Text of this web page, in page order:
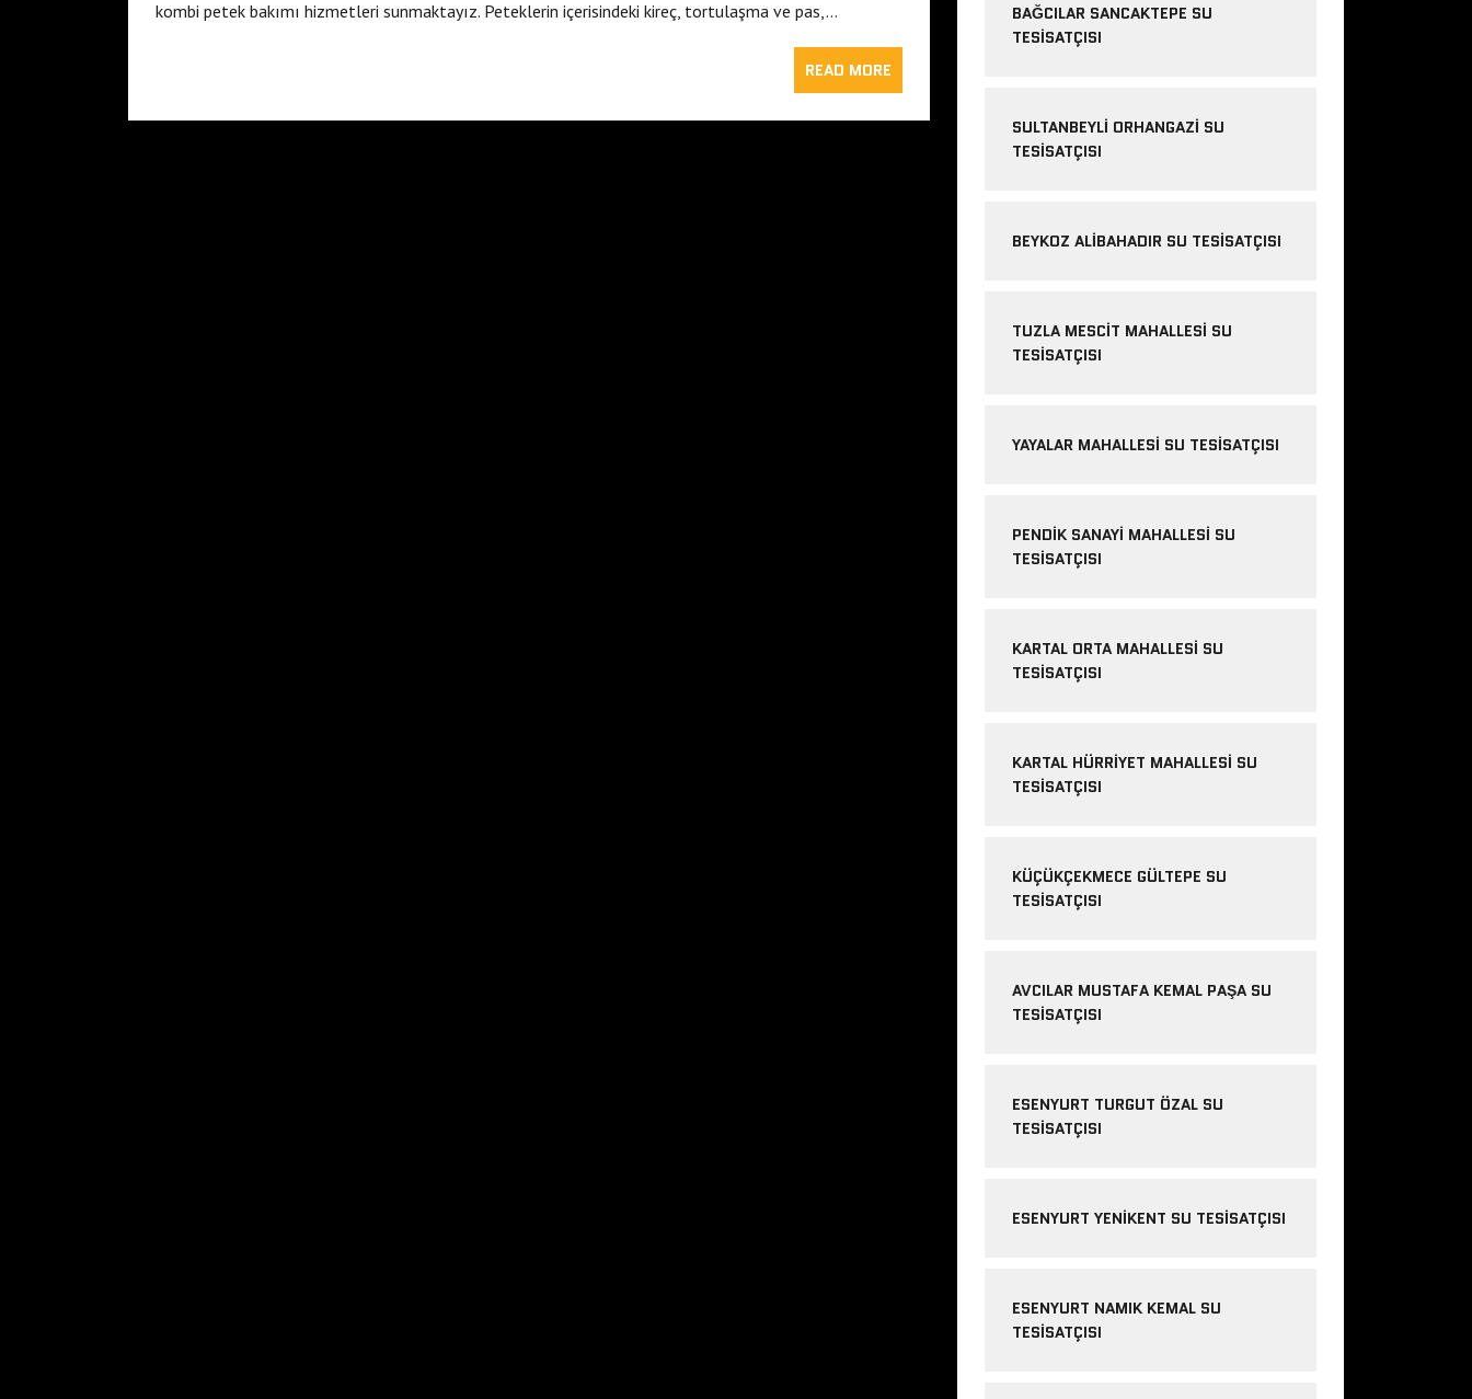
kombi petek bakımı hizmetleri sunmaktayız. Peteklerin içerisindeki kireç, tortulaşma ve pas,…
READ MORE
BAĞCILAR SANCAKTEPE SU
TESISATÇISI
SULTANBEYLI ORHANGAZI SU
TESISATÇISI
BEYKOZ ALIBAHADIR SU TESISATÇISI
TUZLA MESCIT MAHALLESI SU
TESISATÇISI
YAYALAR MAHALLESI SU TESISATÇISI
PENDIK SANAYI MAHALLESI SU
TESISATÇISI
KARTAL ORTA MAHALLESI SU
TESISATÇISI
KARTAL HÜRRIYET MAHALLESI SU
TESISATÇISI
KÜÇÜKÇEKMECE GÜLTEPE SU
TESISATÇISI
AVCILAR MUSTAFA KEMAL PAŞA SU
TESISATÇISI
ESENYURT TURGUT ÖZAL SU
TESISATÇISI
ESENYURT YENIKENT SU TESISATÇISI
ESENYURT NAMIK KEMAL SU
TESISATÇISI